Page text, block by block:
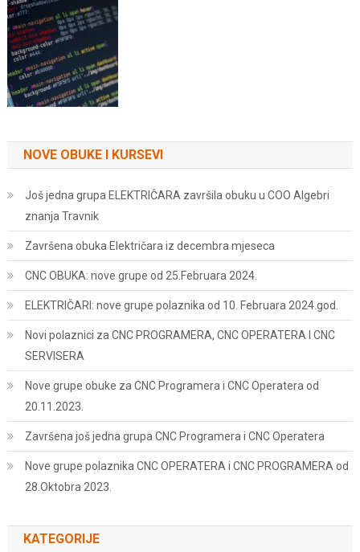
NOVE OBUKE I KURSEVI
Još jedna grupa ELEKTRIČARA završila obuku u COO Algebri
znanja Travnik
Završena obuka Električara iz decembra mjeseca
CNC OBUKA: nove grupe od 25.Februara 2024.
ELEKTRIČARI: nove grupe polaznika od 10. Februara 2024.god.
Novi polaznici za CNC PROGRAMERA, CNC OPERATERA I CNC
SERVISERA
Nove grupe obuke za CNC Programera i CNC Operatera od
20.11.2023.
Završena još jedna grupa CNC Programera i CNC Operatera
Nove grupe polaznika CNC OPERATERA i CNC PROGRAMERA od
28.Oktobra 2023.
KATEGORIJE